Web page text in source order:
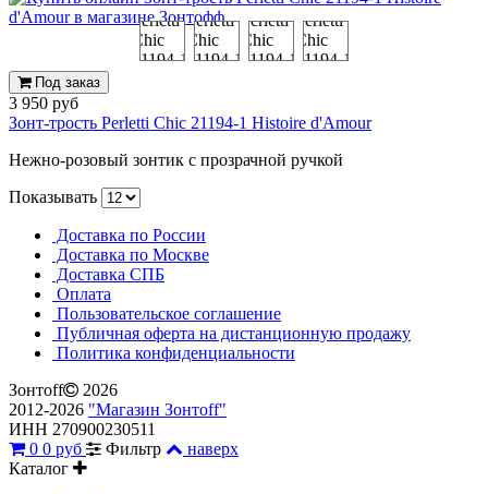
Под заказ
3 950 руб
Зонт-трость Perletti Chic 21194-1 Histoire d'Amour
Нежно-розовый зонтик с прозрачной ручкой
Показывать
Доставка по России
Доставка по Москве
Доставка СПБ
Оплата
Пользовательское соглашение
Публичная оферта на дистанционную продажу
Политика конфиденциальности
Зонтoff
2026
2012-2026 "Магазин Зонтoff"
ИНН 270900230511
0 0 руб Фильтр
наверх
Каталог